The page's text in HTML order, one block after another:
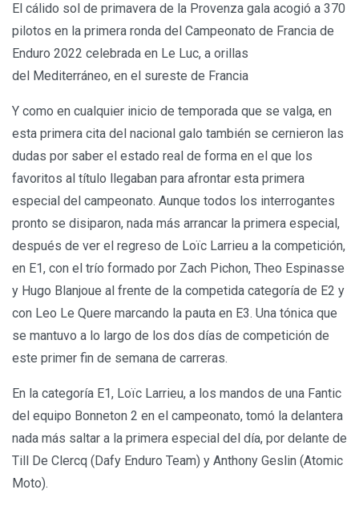
El cálido sol de primavera de la Provenza gala acogió a 370
pilotos en la primera ronda del Campeonato de Francia de
Enduro 2022 celebrada en Le Luc, a orillas
del Mediterráneo, en el sureste de Francia
Y como en cualquier inicio de temporada que se valga, en
esta primera cita del nacional galo también se cernieron las
dudas por saber el estado real de forma en el que los
favoritos al título llegaban para afrontar esta primera
especial del campeonato. Aunque todos los interrogantes
pronto se disiparon, nada más arrancar la primera especial,
después de ver el regreso de Loïc Larrieu a la competición,
en E1, con el trío formado por Zach Pichon, Theo Espinasse
y Hugo Blanjoue al frente de la competida categoría de E2 y
con Leo Le Quere marcando la pauta en E3. Una tónica que
se mantuvo a lo largo de los dos días de competición de
este primer fin de semana de carreras.
En la categoría E1, Loïc Larrieu, a los mandos de una Fantic
del equipo Bonneton 2 en el campeonato, tomó la delantera
nada más saltar a la primera especial del día, por delante de
Till De Clercq (Dafy Enduro Team) y Anthony Geslin (Atomic
Moto).